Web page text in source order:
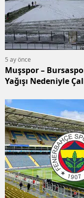
5 ay önce
Muşspor –
Yağışı Nedeniyle